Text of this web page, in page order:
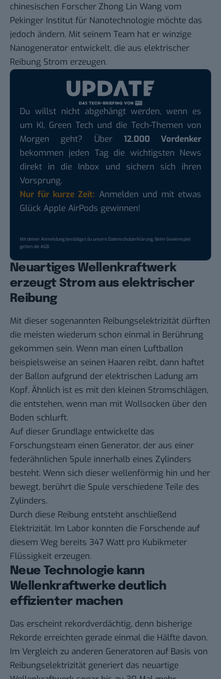
chinesischen Forscher Zhong Lin Wang vom
Pekinger Institut für Nanotechnologie möchte das
jedoch ändern. Mit seinem Team hat er winzige
Nanogenerator entwickelt, die aus elektrischer
Reibung Strom erzeugen.
Du willst nicht abgehängt werden, wenn es
um KI, Green Tech und die Tech-Themen von
Morgen geht? Über 12.000 Vordenker
bekommen jeden Tag die wichtigsten News
direkt in die Inbox und sichern sich ihren
Vorsprung.
Nur für kurze Zeit: Anmelden und mit etwas
Glück Apple AirPods gewinnen!
Mit deiner Anmeldung bestätigst du unsereDatenschutzerklärung. Beim Gewinnspiel
gelten dieAGB.
Neuartiges Wellenkraftwerk
erzeugt Strom aus elektrischer
Reibung
Mit dieser sogenannten Reibungselektrizität dürften
die meisten wiederum schon einmal in Berührung
gekommen sein. Wenn man einen Luftballon
beispielsweise an seinen Haaren reibt, dann haftet
der Ballon aufgrund der elektrischen Ladung am
Kopf. Ähnlich ist es mit den kleinen Stromschlägen,
die entstehen, wenn man mit Wollsocken über den
Boden schlurft.
Auf dieser Grundlage entwickelte das
Forschungsteam einen Generator, der aus einer
federähnlichen Spule innerhalb eines Zylinders
besteht. Wenn sich dieser wellenförmig hin und her
bewegt, berührt die Spule verschiedene Teile des
Zylinders.
Durch diese Reibung entsteht anschließend
Elektrizität. Im Labor konnten die Forschende auf
diesem Weg bereits 347 Watt pro Kubikmeter
Flüssigkeit erzeugen.
Neue Technologie kann
Wellenkraftwerke deutlich
effizienter machen
Das erscheint rekordverdächtig, denn bisherige
Rekorde erreichten gerade einmal die Hälfte davon.
Im Vergleich zu anderen Generatoren auf Basis von
Reibungselektrizität generiert das neuartige